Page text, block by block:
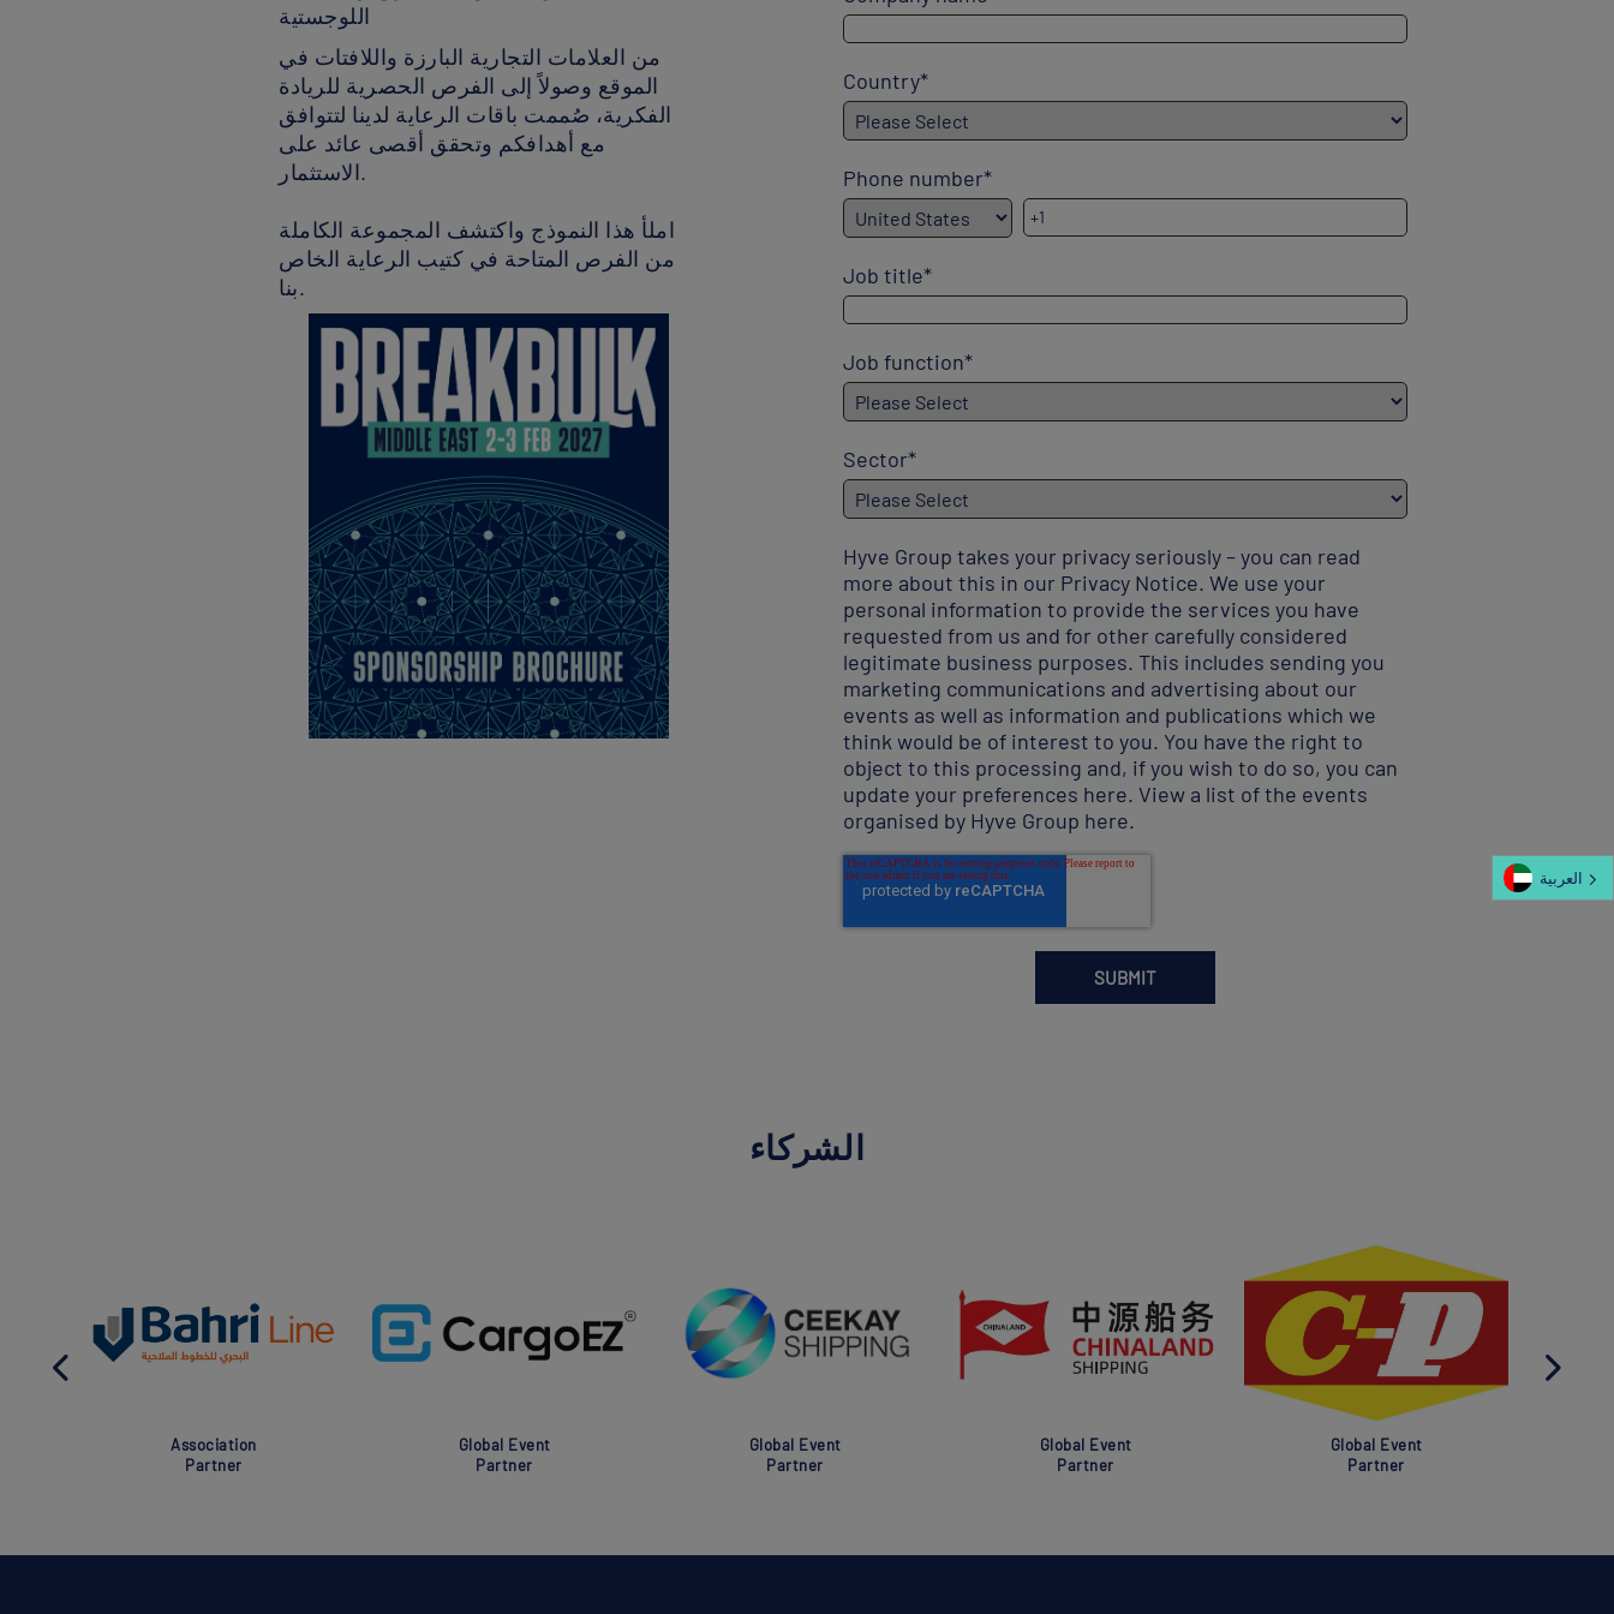
اللوجستية
من العلامات التجارية البارزة واللافتات في
الموقع وصولاً إلى الفرص الحصرية للريادة
الفكرية، صُممت باقات الرعاية لدينا لتتوافق
مع أهدافكم وتحقق أقصى عائد على
الاستثمار.
املأ هذا النموذج واكتشف المجموعة الكاملة
من الفرص المتاحة في كتيب الرعاية الخاص
بنا.
Country*
Phone number*
Job title*
Job function*
Sector*
Hyve Group takes your privacy seriously – you can read
more about this in our Privacy Notice. We use your
personal information to provide the services you have
requested from us and for other carefully considered
legitimate business purposes. This includes sending you
marketing communications and advertising about our
events as well as information and publications which we
think would be of interest to you. You have the right to
object to this processing and, if you wish to do so, you can
update your preferences here. View a list of the events
organised by Hyve Group here.
الشركاء
Association
Partner
Global Event
Partner
Global Event
Partner
Global Event
Partner
Global Event
Partner
العربية‏